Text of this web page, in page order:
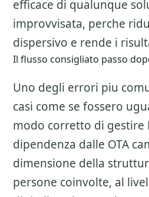
efficace di qualunque
improvvisata, perche
dispersivo e rende i
Il flusso consigliato passo
Uno degli errori piu
casi come se fossero
modo corretto di gestire
dipendenza dalle OTA
dimensione della
persone coinvolte, al